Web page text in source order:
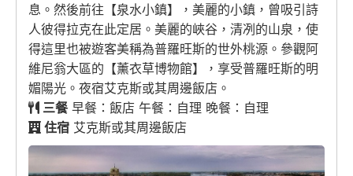
息。然後前往【泉水小鎮】，美麗的小鎮，曾吸引詩
人彼得拉克在此定居。美麗的峽谷，清冽的山泉，使
得這里也被遊客美稱為普羅旺斯的世外桃源。參觀阿
維尼翁大區的【薰衣草博物館】，享受普羅旺斯的明
媚陽光。夜宿艾克斯或其周邊飯店。
三餐早餐：飯店 午餐：自理 晚餐：自理
住宿 艾克斯或其周邊飯店